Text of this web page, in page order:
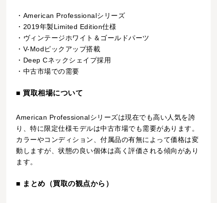
・American Professionalシリーズ
・2019年製Limited Edition仕様
・ヴィンテージホワイト＆ゴールドパーツ
・V-Modピックアップ搭載
・Deep Cネックシェイプ採用
・中古市場での需要
■ 買取相場について
American Professionalシリーズは現在でも高い人気を誇
り、特に限定仕様モデルは中古市場でも需要があります。
カラーやコンディション、付属品の有無によって価格は変
動しますが、状態の良い個体は高く評価される傾向があり
ます。
■ まとめ（買取の観点から）